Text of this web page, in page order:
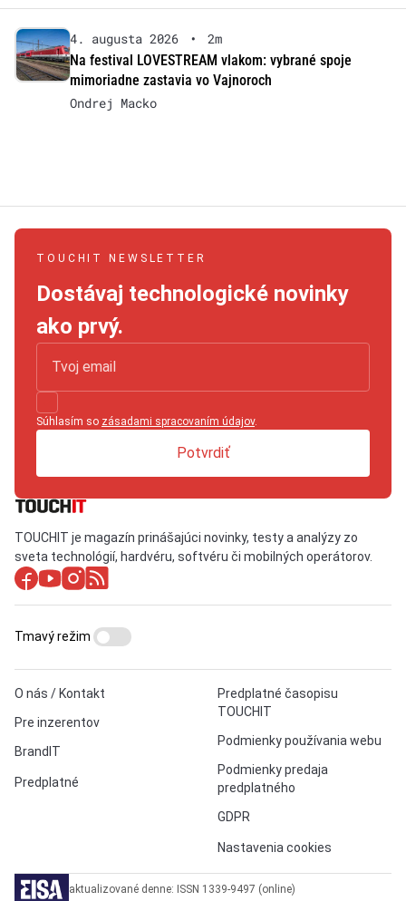
4. augusta 2026 •
2m
Na festival LOVESTREAM vlakom: vybrané spoje
mimoriadne zastavia vo Vajnoroch
Ondrej Macko
TOUCHIT NEWSLETTER
Dostávaj technologické novinky
ako prvý.
Súhlasím so zásadami spracovaním údajov.
Potvrdiť
TOUCHIT je magazín prinášajúci novinky, testy a analýzy zo
sveta technológií, hardvéru, softvéru či mobilných operátorov.
O nás / Kontakt
Pre inzerentov
BrandIT
Predplatné
Predplatné časopisu
TOUCHIT
Podmienky používania webu
Podmienky predaja
predplatného
GDPR
Nastavenia cookies
Tmavý režim
aktualizované denne: ISSN 1339-9497 (online)